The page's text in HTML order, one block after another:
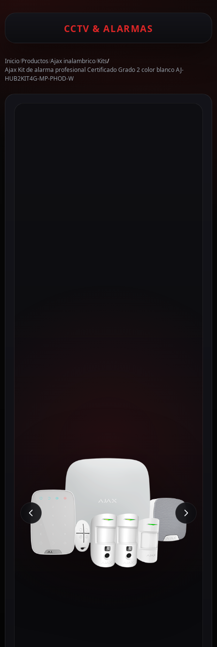
CCTV & ALARMAS
Inicio/Productos/Ajax inalambrico/Kits/
Ajax Kit de alarma profesional Certificado Grado 2 color blanco AJ-
HUB2KIT4G-MP-PHOD-W